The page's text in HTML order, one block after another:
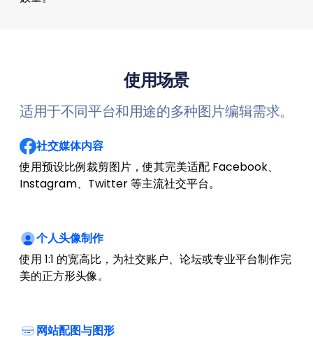
使用场景
适用于不同平台和用途的多种图片编辑需求。
社交媒体内容
使用预设比例裁剪图片，使其完美适配 Facebook、
Instagram、Twitter 等主流社交平台。
个人头像制作
使用 1:1 的宽高比，为社交账户、论坛或专业平台制作完
美的正方形头像。
网站配图与图形